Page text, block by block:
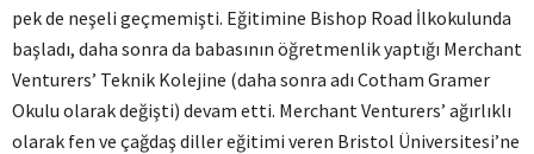
pek de neşeli geçmemişti. Eğitimine Bishop Road İlkokulunda
başladı, daha sonra da babasının öğretmenlik yaptığı Merchant
Venturers’ Teknik Kolejine (daha sonra adı Cotham Gramer
Okulu olarak değişti) devam etti. Merchant Venturers’ ağırlıklı
olarak fen ve çağdaş diller eğitimi veren Bristol Üniversitesi’ne